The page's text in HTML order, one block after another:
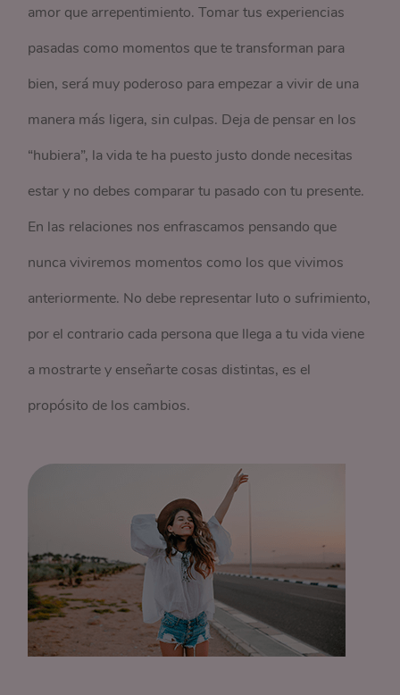
amor que arrepentimiento. Tomar tus experiencias
pasadas como momentos que te transforman para
bien, será muy poderoso para empezar a vivir de una
manera más ligera, sin culpas. Deja de pensar en los
“hubiera”, la vida te ha puesto justo donde necesitas
estar y no debes comparar tu pasado con tu presente.
En las relaciones nos enfrascamos pensando que
nunca viviremos momentos como los que vivimos
anteriormente. No debe representar luto o sufrimiento,
por el contrario cada persona que llega a tu vida viene
a mostrarte y enseñarte cosas distintas, es el
propósito de los cambios.